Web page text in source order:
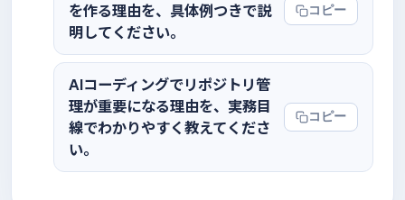
を作る理由を、具体例つきで説
明してください。
コピー
AIコーディングでリポジトリ管
理が重要になる理由を、実務目
線でわかりやすく教えてくださ
い。
コピー